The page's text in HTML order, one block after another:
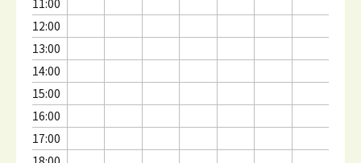
11:00
12:00
13:00
14:00
15:00
16:00
17:00